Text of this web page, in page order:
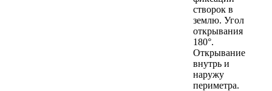
створок в
землю. Угол
открывания
180°.
Открывание
внутрь и
наружу
периметра.